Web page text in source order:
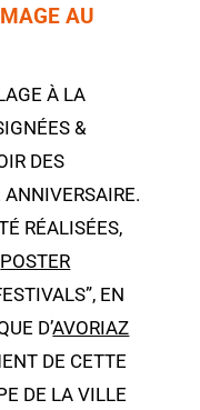
AU
À LA
&
DES
RÉALISÉES,
POSTER
EN
D’AVORIAZ
DE CETTE
DE LA VILLE